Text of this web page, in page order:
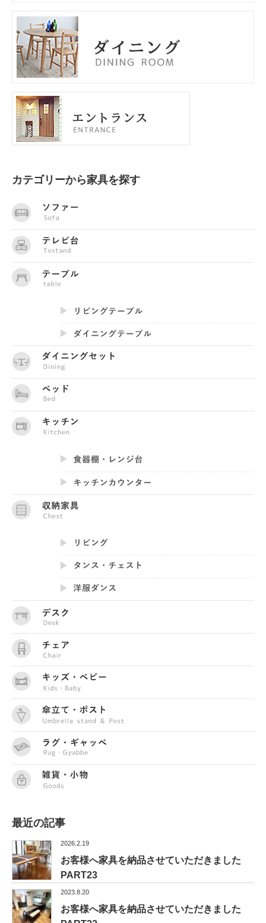
カテゴリーから家具を探す
最近の記事
2026.2.19
お客様へ家具を納品させていただきました
PART23
2023.8.20
お客様へ家具を納品させていただきました